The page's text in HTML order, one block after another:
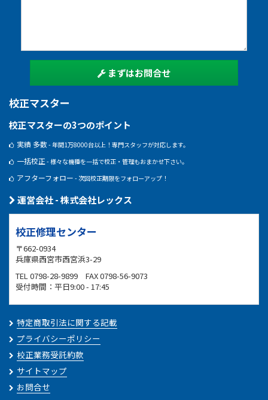
まずはお問合せ
校正マスター
校正マスターの3つのポイント
実績 多数- 年間1万8000台以上！専門スタッフが対応します。
一括校正 - 様々な機種を一括で校正・管理もおまかせ下さい。
アフターフォロー - 次回校正期限をフォローアップ！
運営会社 - 株式会社レックス
校正修理センター
〒662-0934
兵庫県西宮市西宮浜3-29
TEL 0798-28-9899 FAX 0798-56-9073
受付時間：平日9:00 - 17:45
特定商取引法に関する記載
プライバシーポリシー
校正業務受託約款
サイトマップ
お問合せ